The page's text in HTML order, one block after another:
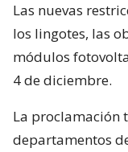
Las nuevas
los lingotes, las
módulos
4 de diciembre.
La proclamación
departamentos